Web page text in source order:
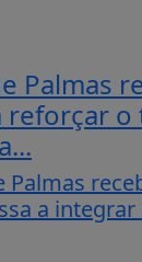
Palmas
reforçar
Palmas
a integrar